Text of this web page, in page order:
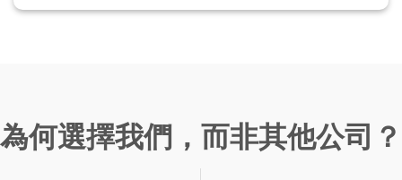
為何選擇我們，而非其他公司？